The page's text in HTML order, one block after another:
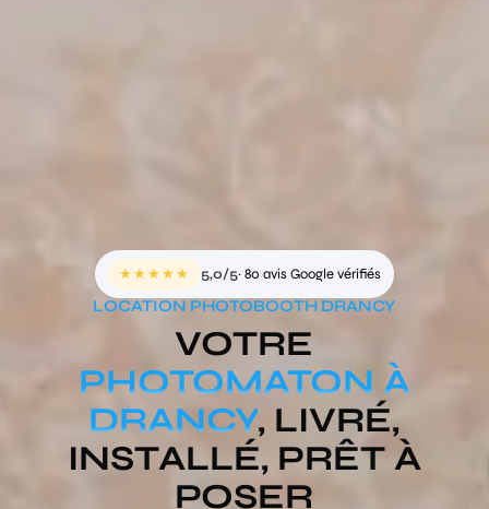
★★★★★ 5,0/5· 80 avis Google vérifiés
LOCATION PHOTOBOOTH DRANCY
VOTRE
PHOTOMATON À
DRANCY, LIVRÉ,
INSTALLÉ, PRÊT À
POSER